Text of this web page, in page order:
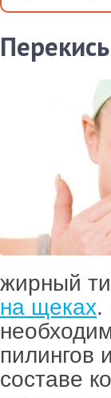
жирный
на щеках.
пилингов
составе